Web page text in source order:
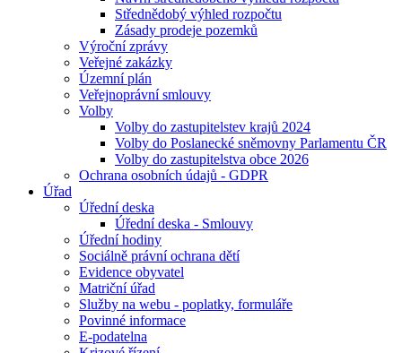
Střednědobý výhled rozpočtu
Zásady prodeje pozemků
Výroční zprávy
Veřejné zakázky
Územní plán
Veřejnoprávní smlouvy
Volby
Volby do zastupitelstev krajů 2024
Volby do Poslanecké sněmovny Parlamentu ČR
Volby do zastupitelstva obce 2026
Ochrana osobních údajů - GDPR
Úřad
Úřední deska
Úřední deska - Smlouvy
Úřední hodiny
Sociálně právní ochrana dětí
Evidence obyvatel
Matriční úřad
Služby na webu - poplatky, formuláře
Povinné informace
E-podatelna